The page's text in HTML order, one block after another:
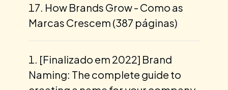
How Brands Grow - Como as
Marcas Crescem (387 páginas)
[Finalizado em 2022] Brand
Naming: The complete guide to